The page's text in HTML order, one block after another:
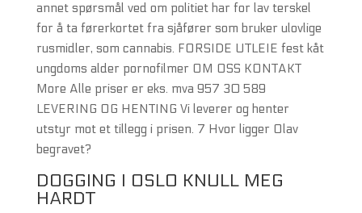
annet spørsmål ved om politiet har for lav terskel
for å ta førerkortet fra sjåfører som bruker ulovlige
rusmidler, som cannabis. FORSIDE UTLEIE fest kåt
ungdoms alder pornofilmer OM OSS KONTAKT
More Alle priser er eks. mva 957 30 589
LEVERING OG HENTING Vi leverer og henter
utstyr mot et tillegg i prisen. 7 Hvor ligger Olav
begravet?
DOGGING I OSLO KNULL MEG
HARDT